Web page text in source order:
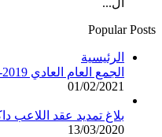
Popular Posts
الرئيسية
الجمع العام العادي 2019-2020 : التقرير الادبي والتقرير المالي
01/02/2021
بلاغ تمديد عقد اللاعب
13/03/2020